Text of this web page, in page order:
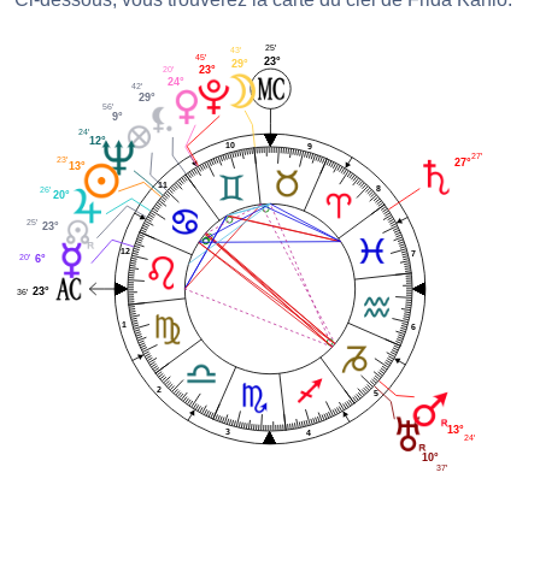
1
2
3 4
5
6
7
8
9
10
11
12
27°
27'
23°
25'
29°
43'
23°
45'
24°
20'
29°
42'
9°
56'
12°
24'
13°
23'
20°
26'
23°
25'
6°
20'
23°
36'
10°
37'
13°
24'